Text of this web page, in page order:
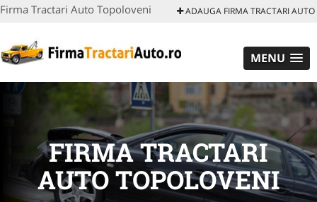
Firma Tractari Auto Topoloveni ADAUGA FIRMA TRACTARI AUTO
MENU
FIRMA TRACTARI
AUTO TOPOLOVENI